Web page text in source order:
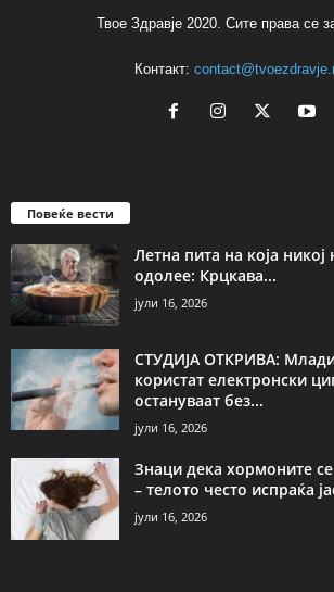
Твое Здравје 2020. Сите права се
Контакт:
Повеќе вести
Летна пита на која
одолее: Крцкава...
јули 16, 2026
СТУДИЈА ОТКРИВА:
користат електронски
остануваат без...
јули 16, 2026
Знаци дека хормоните
– телото често испраќа
јули 16, 2026